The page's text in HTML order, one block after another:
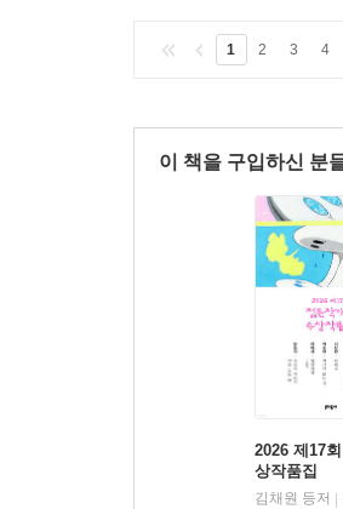
1 2 3 4
이 책을 구입하신 분
2026 제17
상작품집
김채원 등저